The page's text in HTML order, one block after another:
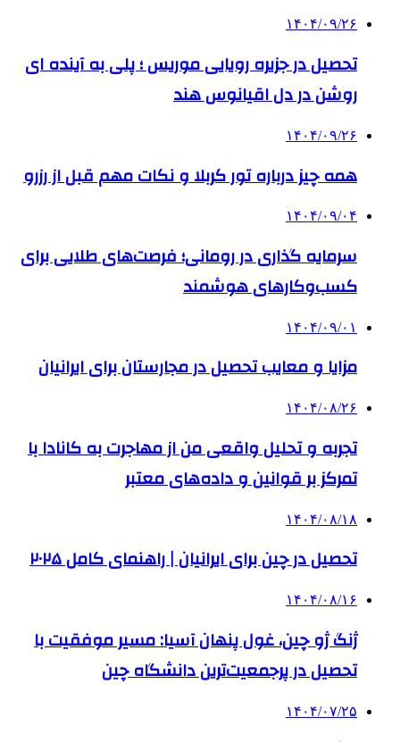
۱۴۰۴/۰۹/۲۶
تحصیل در جزیره رویایی موریس ؛ پلی به آینده ‌ای
روشن در دل اقیانوس ‌هند
۱۴۰۴/۰۹/۲۶
همه چیز درباره تور کربلا و نکات مهم قبل از رزرو
۱۴۰۴/۰۹/۰۴
سرمایه گذاری در رومانی؛ فرصت‌های طلایی برای
کسب‌وکارهای هوشمند
۱۴۰۴/۰۹/۰۱
مزایا و معایب تحصیل در مجارستان برای ایرانیان
۱۴۰۴/۰۸/۲۶
تجربه و تحلیل واقعی من از مهاجرت به کانادا با
تمرکز بر قوانین و داده‌های معتبر
۱۴۰۴/۰۸/۱۸
تحصیل در چین برای ایرانیان | راهنمای کامل ۲۰۲۵
۱۴۰۴/۰۸/۱۶
ژنگ ژو چین، غول پنهان آسیا: مسیر موفقیت با
تحصیل در پرجمعیت‌ترین دانشگاه چین
۱۴۰۴/۰۷/۲۵